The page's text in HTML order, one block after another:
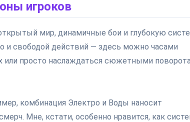
игроков
мир, динамичные бои и глубокую
и свободой действий — здесь можно часами
или просто наслаждаться сюжетными
комбинация Электро и Воды наносит
Мне, кстати, особенно нравится, как